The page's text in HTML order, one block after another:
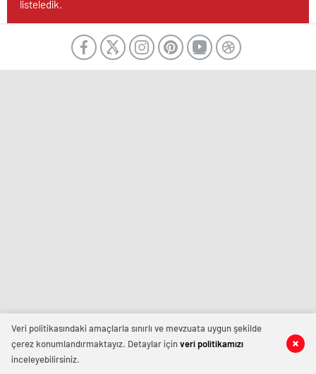
listeledik.
Veri politikasındaki amaçlarla sınırlı ve mevzuata uygun şekilde
çerez konumlandırmaktayız. Detaylar içinveri politikamızı
inceleyebilirsiniz.